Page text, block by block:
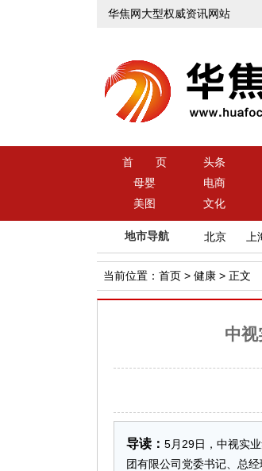
华焦网大型权威资讯网站
首 页 头条
母婴
电商
美图
文化
地市导航 北京 上
当前位置： 首页 > 健康 > 正文
中
导读： 5月29日，中视实
团有限公司党委书记、总